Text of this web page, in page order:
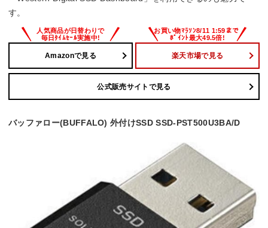
す。
Amazonで見る 楽天市場で見る
公式販売サイトで見る
バッファロー(BUFFALO) 外付けSSD SSD-PST500U3BA/D